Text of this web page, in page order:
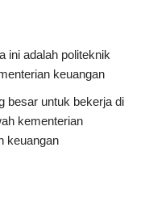
ini adalah politeknik
keuangan
besar untuk bekerja di
kementerian
keuangan